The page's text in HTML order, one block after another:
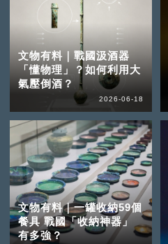
文物有料｜戰國汲酒器
「懂物理」？如何利用大
氣壓倒酒？
2026-06-18
文物有料｜一罐收納59個
餐具 戰國「收納神器」
有多強？